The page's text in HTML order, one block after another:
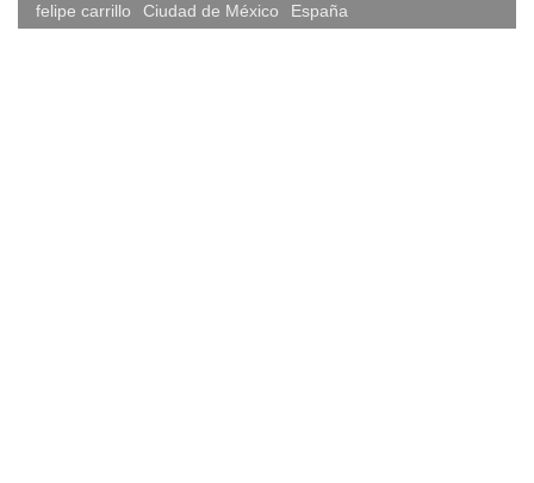
felipe carrillo Ciudad de México España